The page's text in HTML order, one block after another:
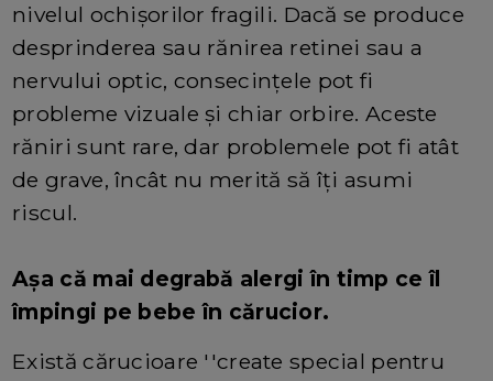
nivelul ochișorilor fragili. Dacă se produce
desprinderea sau rănirea retinei sau a
nervului optic, consecințele pot fi
probleme vizuale și chiar orbire. Aceste
răniri sunt rare, dar problemele pot fi atât
de grave, încât nu merită să îți asumi
riscul.
Așa că mai degrabă alergi în timp ce îl
împingi pe bebe în cărucior.
Există cărucioare ''create special pentru